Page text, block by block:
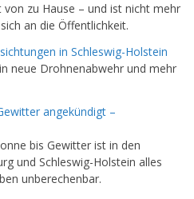
zu Hause – und ist nicht mehr
an die Öffentlichkeit.
in Schleswig-Holstein
neue Drohnenabwehr und mehr
angekündigt –
bis Gewitter ist in den
und Schleswig-Holstein alles
unberechenbar.